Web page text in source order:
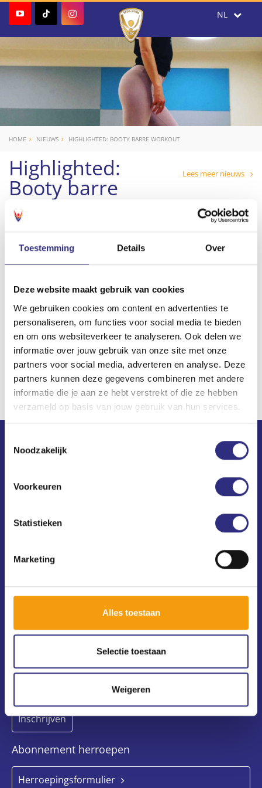
Toestemming Details Over
Deze website maakt gebruik van cookies
We gebruiken cookies om content en advertenties te
personaliseren, om functies voor social media te bieden
en om ons websiteverkeer te analyseren. Ook delen we
informatie over jouw gebruik van onze site met onze
partners voor social media, adverteren en analyse. Deze
partners kunnen deze gegevens combineren met andere
informatie die je aan ze hebt verstrekt of die ze hebben
verzameld op basis van jouw gebruik van hun services.
Noodzakelijk
Voorkeuren
Statistieken
Marketing
Alles toestaan
Selectie toestaan
Weigeren
HOME NIEUWS HIGHLIGHTED: BOOTY BARRE WORKOUT
Lees meer nieuws
Highlighted:
Booty barre
workout
Not Inouk. Inouk will help you get rid of those
December from 20-21h she’ll teach the first ever
Booty barre workout on theUSC timetable . So get
your booty to Universum!
Contact
Science Park 306
(020) 240 64 10
Voorwaarden, privacy en cookies
Abonnement herroepen
Herroepingsformulier